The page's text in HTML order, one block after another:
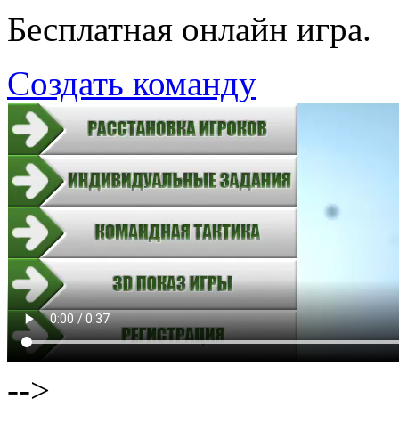
Бесплатная онлайн игра.
Создать команду
-->